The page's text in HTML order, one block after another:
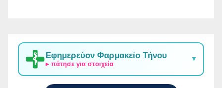
Εφημερεύον Φαρμακείο Τήνου
▸ πάτησε για στοιχεία
▼